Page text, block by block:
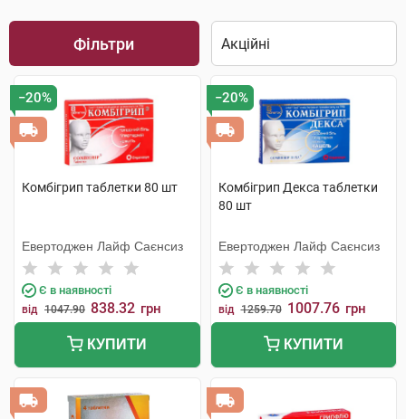
Фільтри
−20%
Комбігрип таблетки 80 шт
Евертоджен Лайф Саєнсиз
Є в наявності
від 1047.90 838.32 грн
КУПИТИ
−20%
Комбігрип Декса таблетки
80 шт
Евертоджен Лайф Саєнсиз
Є в наявності
від 1259.70 1007.76 грн
КУПИТИ